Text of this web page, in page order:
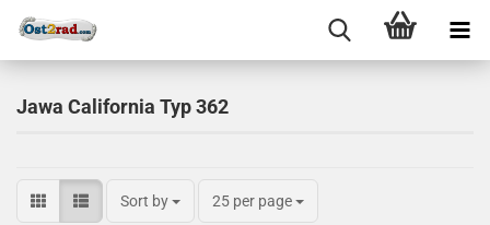
Jawa California Typ 362
Sort by 25 per page